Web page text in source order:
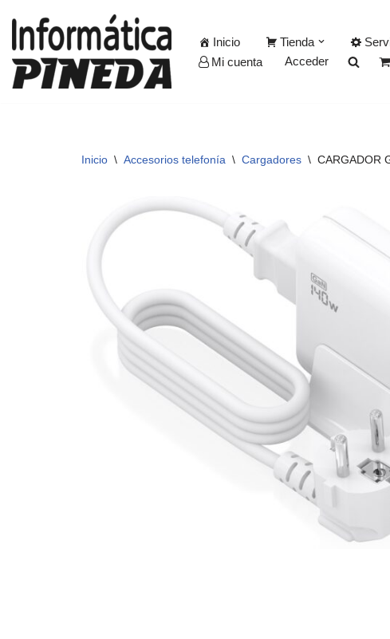
Saltar
al
contenido
Inicio Tienda
Mi cuenta
Acceder
Inicio \ Accesorios telefonía \ Cargadores \ CARGADOR